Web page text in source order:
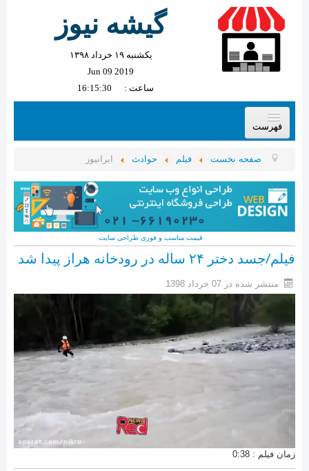
گیشه نیوز
یکشنبه ۱۹ خرداد ۱۳۹۸
Jun 09 2019
ساعت :
16:15:32
فهرست
بین الملل
حوادث
استخدام
اقتصادی
تحولات منطقه
سایر رسانه ها
شایعات فضای مجازی
صفحه نخست فیلم حوادث ایرانیوز
قیمت مناسب و فوریطراحی سایت
فیلم/جسد دختر ۲۴ ساله در رودخانه هراز پیدا شد
منتشر شده در 07 خرداد 1398
زمان فیلم : 0:38